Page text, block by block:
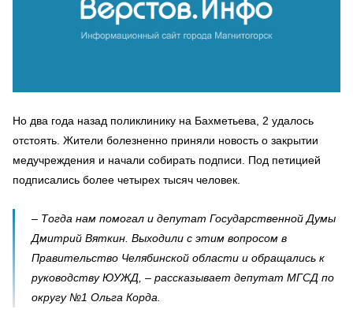
Но два года назад поликлинику на Бахметьева, 2 удалось
отстоять. Жители болезненно приняли новость о закрытии
медучреждения и начали собирать подписи. Под петицией
подписались более четырех тысяч человек.
– Тогда нам помогал и депутат Государственной Думы
Дмитрий Вяткин. Выходили с этим вопросом в
Правительство Челябинской области и обращались к
руководству ЮУЖД, – рассказывает депутат МГСД по
округу №1 Ольга Корда.